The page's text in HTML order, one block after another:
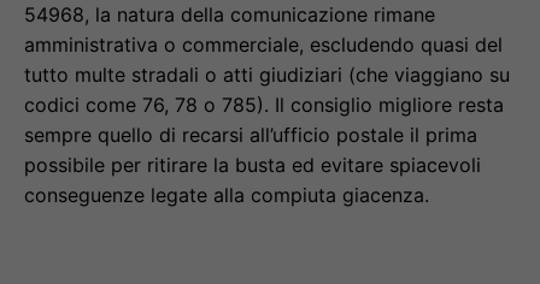
54968, la natura della comunicazione rimane
amministrativa o commerciale, escludendo quasi del
tutto multe stradali o atti giudiziari (che viaggiano su
codici come 76, 78 o 785). Il consiglio migliore resta
sempre quello di recarsi all’ufficio postale il prima
possibile per ritirare la busta ed evitare spiacevoli
conseguenze legate alla compiuta giacenza.